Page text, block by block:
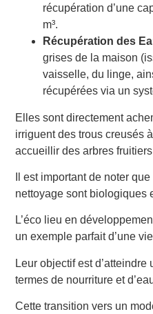
récupération d’une
m³.
Récupération des
grises de la maison
vaisselle, du linge,
récupérées via un
Elles sont directement
irriguent des trous creusés
accueillir des arbres
Il est important de noter
nettoyage sont biologiques
L’éco lieu en
un exemple parfait d’une
Leur objectif est
termes de nourriture et
Cette transition vers un